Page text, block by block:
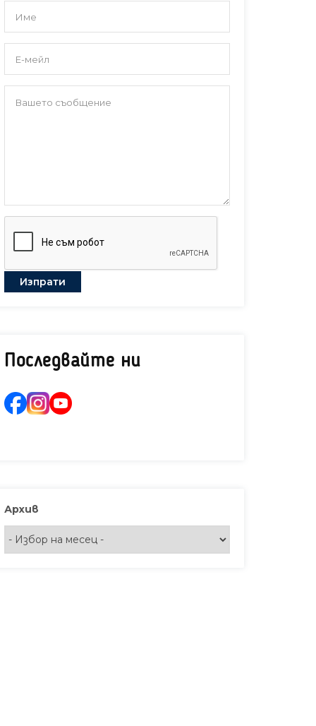
Последвайте ни
Архив